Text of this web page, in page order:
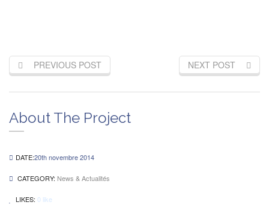
PREVIOUS POST NEXT POST
About The Project
DATE:20th novembre 2014
CATEGORY: News & Actualités
LIKES: 0 like